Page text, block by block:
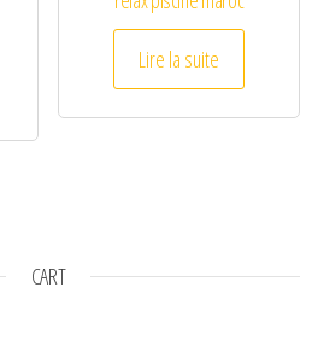
Lire la suite
CART